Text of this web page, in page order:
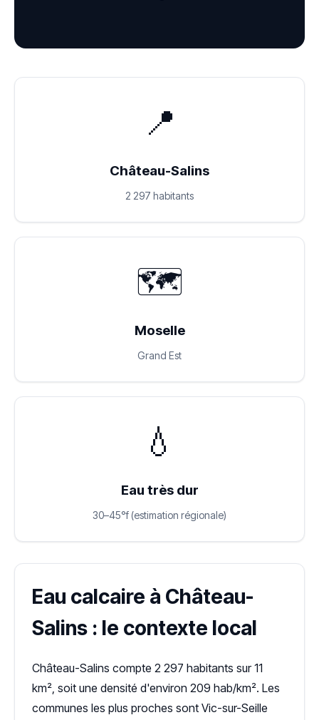
📍
Château-Salins
2 297 habitants
🗺️
Moselle
Grand Est
💧
Eau très dur
30–45°f (estimation régionale)
Eau calcaire à Château-
Salins : le contexte local
Château-Salins compte 2 297 habitants sur 11
km², soit une densité d'environ 209 hab/km². Les
communes les plus proches sont Vic-sur-Seille